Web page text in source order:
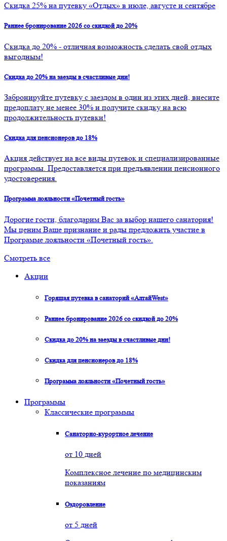
Скидка 25% на путевку «Отдых» в июле, августе и сентябре
Раннее бронирование 2026 со скидкой до 20%
Скидка до 20% - отличная возможность сделать свой отдых
выгодным!
Скидка до 20% на заезды в счастливые дни!
Забронируйте путевку с заездом в один из этих дней, внесите
предоплату не менее 30% и получите скидку на всю
продолжительность путевки!
Скидка для пенсионеров до 18%
Акция действует на все виды путевок и специализированные
программы. Предоставляется при предъявлении пенсионного
удостоверения.
Программа лояльности «Почетный гость»
Дорогие гости, благодарим Вас за выбор нашего санатория!
Мы ценим Ваше признание и рады предложить участие в
Программе лояльности «Почетный гость».
Смотреть все
Акции
Горящая путевка в санаторий «АлтайWest»
Раннее бронирование 2026 со скидкой до 20%
Скидка до 20% на заезды в счастливые дни!
Скидка для пенсионеров до 18%
Программа лояльности «Почетный гость»
Программы
Классические программы
Санаторно-курортное лечение
от 10 дней
Комплексное лечение по медицинским
показаниям
Оздоровление
от 5 дней